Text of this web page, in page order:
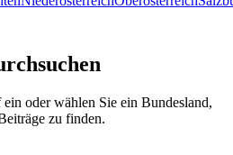
oder wählen Sie ein Bundesland,
zu finden.